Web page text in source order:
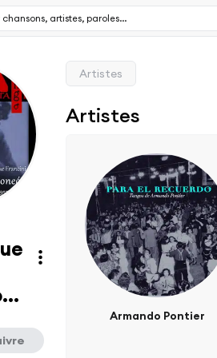
Artistes
Artistes
Armando Pontier